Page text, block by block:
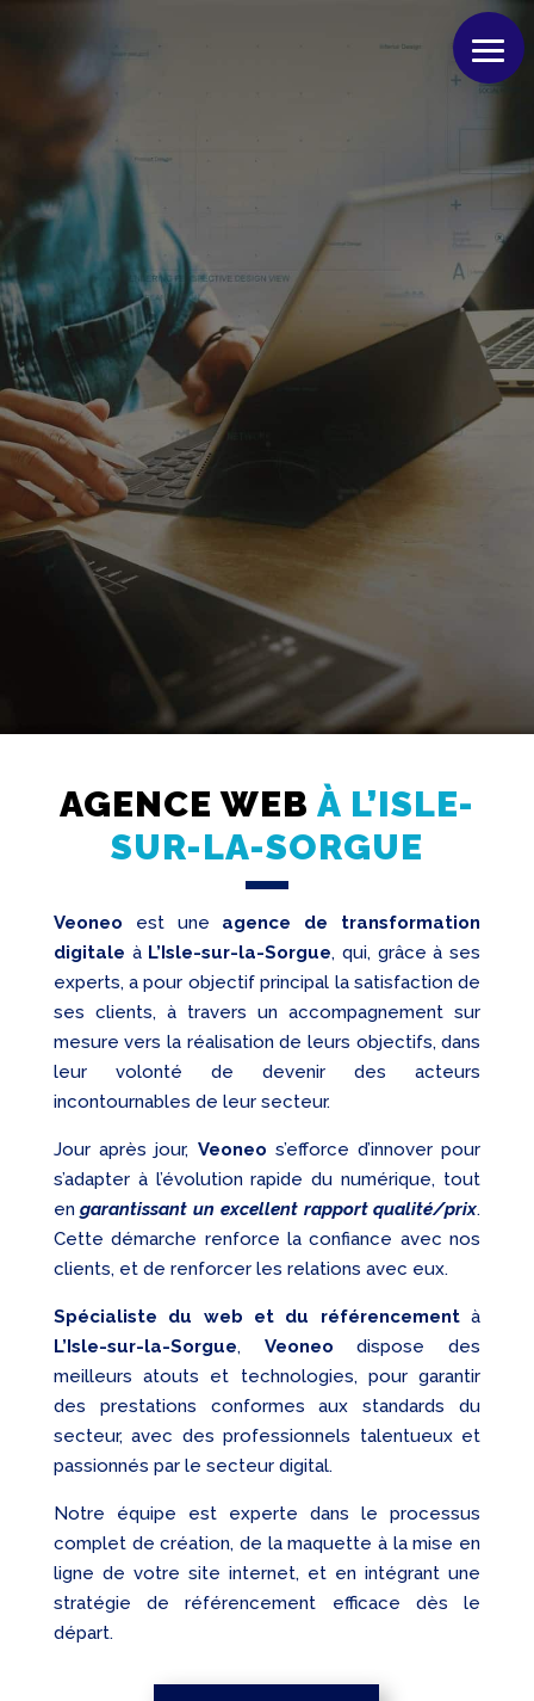
Referencement
Réseaux
Audit
AGENCE WEB À L’ISLE-
SUR-LA-SORGUE
Veoneo est une agence de transformation
digitale à L’Isle-sur-la-Sorgue, qui, grâce à ses
experts, a pour objectif principal la satisfaction de
ses clients, à travers un accompagnement sur
mesure vers la réalisation de leurs objectifs, dans
leur volonté de devenir des acteurs
incontournables de leur secteur.
Jour après jour, Veoneo s’efforce d’innover pour
s’adapter à l’évolution rapide du numérique, tout
engarantissant un excellent rapport qualité/prix.
Cette démarche renforce la confiance avec nos
clients, et de renforcer les relations avec eux.
Spécialiste du web et du référencementà
L’Isle-sur-la-Sorgue, Veoneo dispose des
meilleurs atouts et technologies, pour garantir
des prestations conformes aux standards du
secteur, avec des professionnels talentueux et
passionnés par le secteur digital.
Notre équipe est experte dans le processus
complet de création, de la maquette à la mise en
ligne de votre site internet, et en intégrant une
stratégie de référencement efficace dès le
départ.